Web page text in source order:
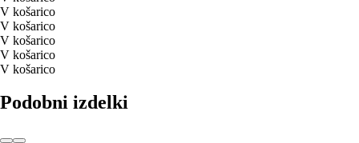
V košarico
V košarico
V košarico
V košarico
V košarico
Podobni izdelki